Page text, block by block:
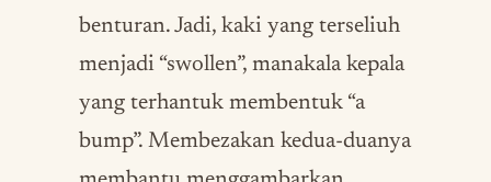
benturan. Jadi, kaki yang terseliuh
menjadi “swollen”, manakala kepala
yang terhantuk membentuk “a
bump”. Membezakan kedua-duanya